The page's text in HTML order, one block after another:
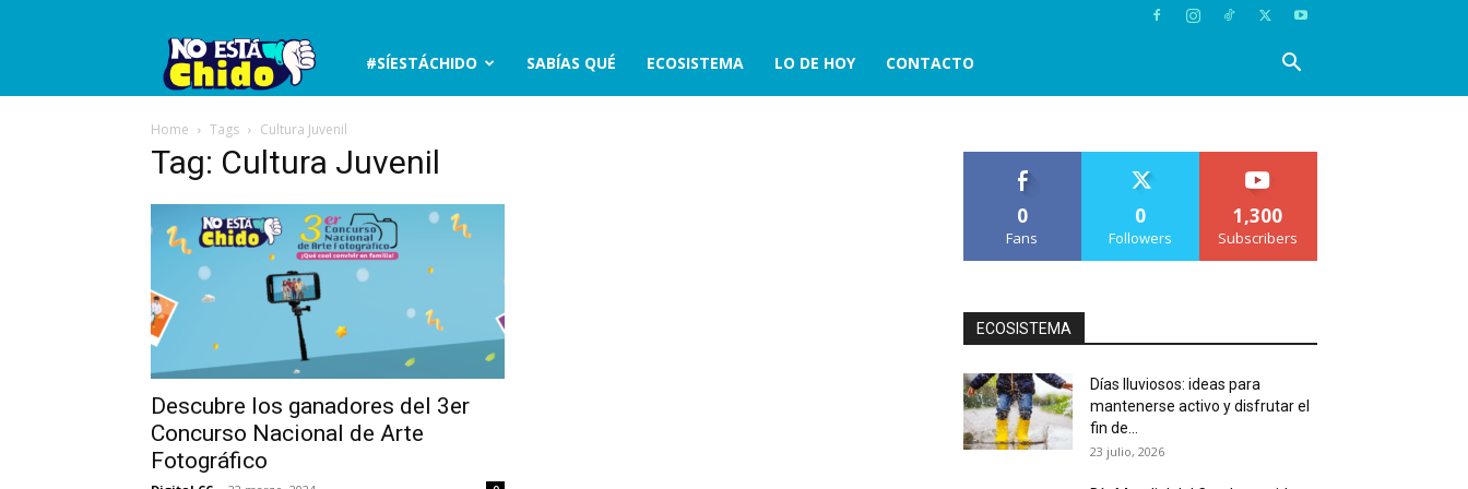
No#SÍESTÁCHIDO SABÍAS QUÉ ECOSISTEMA LO DE HOY CONTACTO
Home Tags Cultura Juvenil
Tag: Cultura Juvenil
Descubre los ganadores del 3er
Concurso Nacional de Arte
Fotográfico
0
Fans
0
Followers
1,300
Subscribers
ECOSISTEMA
Días lluviosos: ideas para
mantenerse activo y disfrutar el
fin de...
23 julio, 2026